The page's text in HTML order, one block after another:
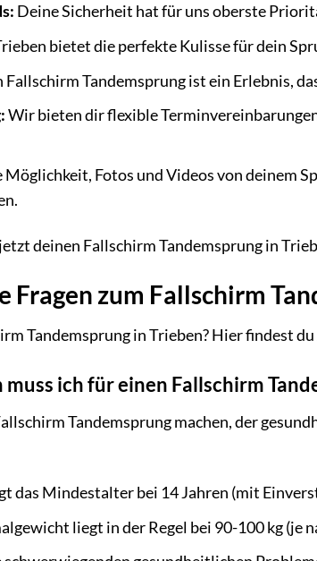
Deine Sicherheit hat für uns oberste
bietet die perfekte Kulisse für dein
Fallschirm Tandemsprung ist ein Erlebnis,
Wir bieten dir flexible
Möglichkeit, Fotos und Videos von deinem
deinen Fallschirm Tandemsprung in
Fragen zum Fallschirm
Tandemsprung in Trieben? Hier findest
ich für einen Fallschirm
Tandemsprung machen, der
das Mindestalter bei 14 Jahren (mit
liegt in der Regel bei 90-100 kg (je